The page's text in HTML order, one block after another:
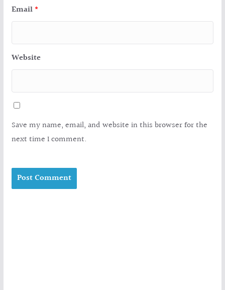
Email *
Website
Save my name, email, and website in this browser for the
next time I comment.